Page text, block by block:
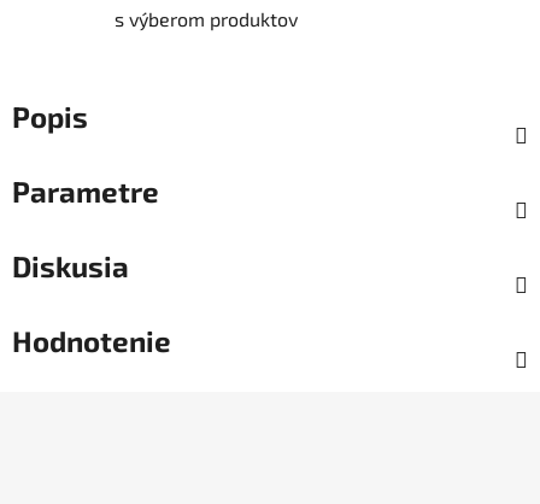
s výberom produktov
Popis
Parametre
Diskusia
Hodnotenie